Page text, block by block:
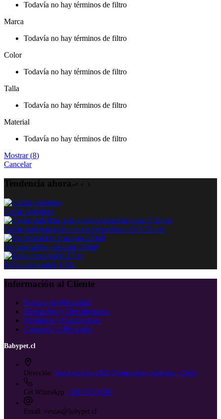
Todavía no hay términos de filtro
Marca
Todavía no hay términos de filtro
Color
Todavía no hay términos de filtro
Talla
Todavía no hay términos de filtro
Material
Todavía no hay términos de filtro
Mostrar(8)
Cancelar
Tendencia ahora
Collar Isabelino
Collar pañoleta gato o razas pequeñas talla S 32 cm
Set mamadera mascota 120ml
Pollo con sonido 17cm
Información al Cliente
Política de Privacidad
Despachos y Devoluciones
Términos y Condiciones
Contacto y Ubicación
Babypet.cl
Dirección: José Luis Coo 0541, Puente Alto, Santiago - Chile.
Cel WhatsApp +569 7676 0385
Email: ventas@babypet.cl